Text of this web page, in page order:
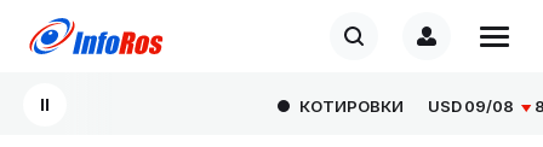
КОТИРОВКИ USD09/08